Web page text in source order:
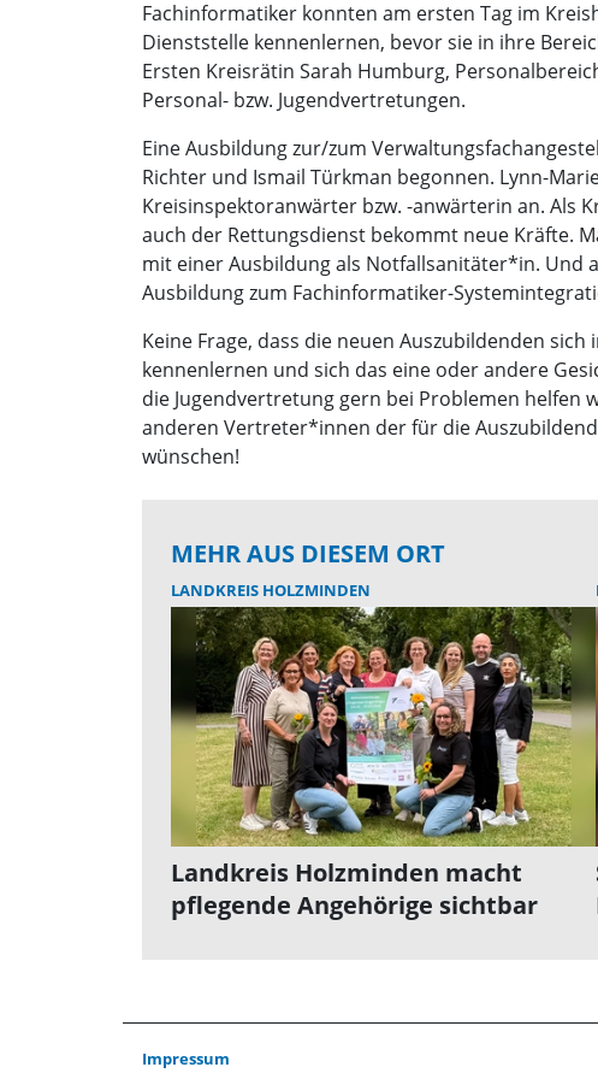
Fachinformatiker konnten am ersten Tag im
Dienststelle kennenlernen, bevor sie in ihre
Ersten Kreisrätin Sarah Humburg,
Personal- bzw. Jugendvertretungen.
Eine Ausbildung zur/zum
Richter und Ismail Türkman begonnen. Lynn-
Kreisinspektoranwärter bzw. -anwärterin an. Als
auch der Rettungsdienst bekommt neue Kräfte.
mit einer Ausbildung als Notfallsanitäter*in. Und
Ausbildung zum Fachinformatiker-
Keine Frage, dass die neuen Auszubildenden
kennenlernen und sich das eine oder andere
die Jugendvertretung gern bei Problemen
anderen Vertreter*innen der für die
wünschen!
MEHR AUS DIESEM ORT
LANDKREIS HOLZMINDEN
Landkreis Holzminden macht
pflegende Angehörige sichtbar
Impressum